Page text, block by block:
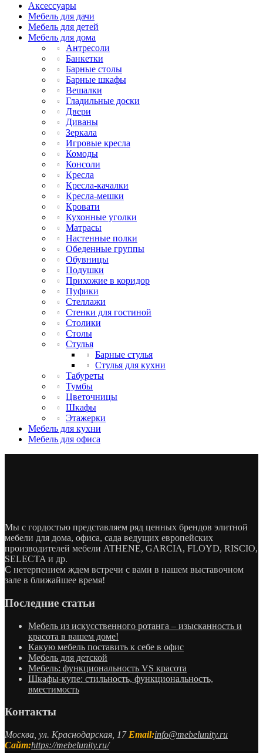
Аксессуары
Мебель для дачи
Мебель для детей
Мебель для дома
Антресоли
Банкетки
Барные столы
Барные шкафы
Вешалки
Гладильные доски
Двери
Диваны
Зеркала
Игровые кресла
Комоды
Консоли
Кресла
Кресла-качалки
Кресла-мешки
Кровати
Кухонные уголки
Матрасы
Настенные полки
Обеденные группы
Обувницы
Подушки
Прихожие в коридор
Пуфики
Стеллажи
Стенки для гостиной
Столики
Столы
Стулья
Барные стулья
Стулья для кухни
Табуреты
Тумбы
Цветочницы
Шкафы
Этажерки
Мебель для кухни
Мебель для офиса
Мы с гордостью представляем ряд ценных брендов элитной
мебели для дома, офиса, сада ведущих европейских
производителей мебели ATHENE, GARCIA, FLOYD, RISCIO,
SELECTA и др.
С нетерпением ждем встречи с вами в нашем выставочном
зале в ближайшее время!
Последние статьи
Мебель из искусственного ротанга – изысканность и
красота в вашем доме!
Какую мебель поставить к себе в офис
Мебель для детской
Мебель: функциональность VS красота
Шкафы-купе: стильность, функциональность,
вместимость
Контакты
Москва, ул. Краснодарская, 17 Email:info@mebelunity.ru
Сайт:https://mebelunity.ru/